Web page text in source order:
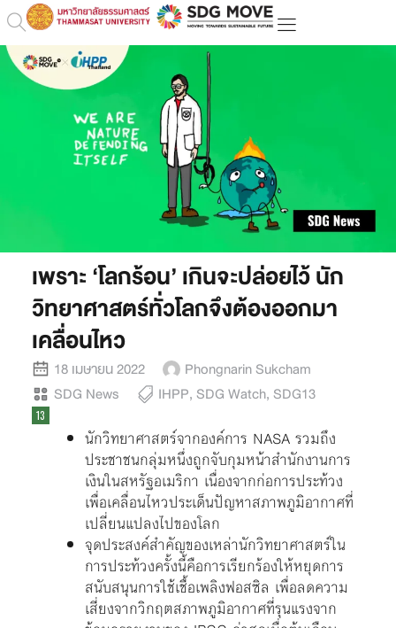
เพราะ ‘โลกร้อน’ เกินจะปล่อยไว้ นัก
วิทยาศาสตร์ทั่วโลกจึงต้องออกมา
เคลื่อนไหว
18 เมษายน 2022
Phongnarin Sukcham
SDG News
IHPP, SDG Watch, SDG13
นักวิทยาศาสตร์จากองค์การ NASA รวมถึง
ประชาชนกลุ่มหนึ่งถูกจับกุมหน้าสำนักงานการ
เงินในสหรัฐอเมริกา เนื่องจากก่อการประท้วง
เพื่อเคลื่อนไหวประเด็นปัญหาสภาพภูมิอากาศที่
เปลี่ยนแปลงไปของโลก
จุดประสงค์สำคัญของเหล่านักวิทยาศาสตร์ใน
การประท้วงครั้งนี้คือการเรียกร้องให้หยุดการ
สนับสนุนการใช้เชื้อเพลิงฟอสซิล เพื่อลดความ
เสี่ยงจากวิกฤตสภาพภูมิอากาศที่รุนแรงจาก